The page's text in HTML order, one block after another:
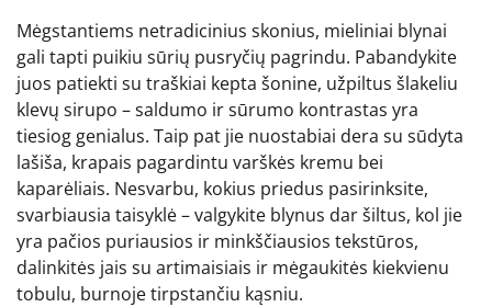
Mėgstantiems netradicinius skonius, mieliniai blynai
gali tapti puikiu sūrių pusryčių pagrindu. Pabandykite
juos patiekti su traškiai kepta šonine, užpiltus šlakeliu
klevų sirupo – saldumo ir sūrumo kontrastas yra
tiesiog genialus. Taip pat jie nuostabiai dera su sūdyta
lašiša, krapais pagardintu varškės kremu bei
kaparėliais. Nesvarbu, kokius priedus pasirinksite,
svarbiausia taisyklė – valgykite blynus dar šiltus, kol jie
yra pačios puriausios ir minkščiausios tekstūros,
dalinkitės jais su artimaisiais ir mėgaukitės kiekvienu
tobulu, burnoje tirpstančiu kąsniu.